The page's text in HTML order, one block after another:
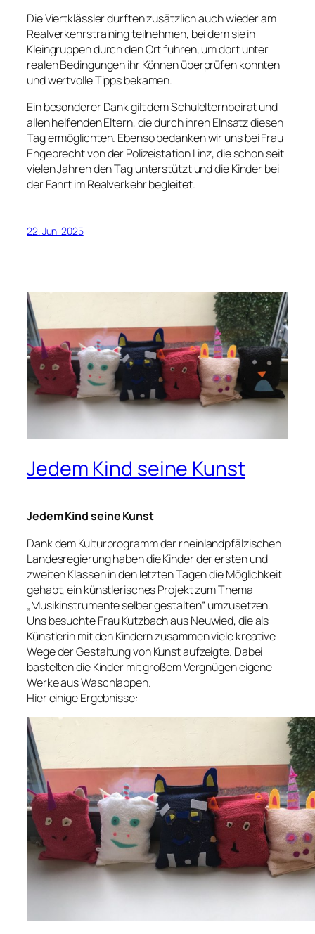
Die Viertklässler durften zusätzlich auch wieder am
Realverkehrstraining teilnehmen, bei dem sie in
Kleingruppen durch den Ort fuhren, um dort unter
realen Bedingungen ihr Können überprüfen konnten
und wertvolle Tipps bekamen.
Ein besonderer Dank gilt dem Schulelternbeirat und
allen helfenden Eltern, die durch ihren EInsatz diesen
Tag ermöglichten. Ebenso bedanken wir uns bei Frau
Engebrecht von der Polizeistation Linz, die schon seit
vielen Jahren den Tag unterstützt und die Kinder bei
der Fahrt im Realverkehr begleitet.
22. Juni 2025
Jedem Kind seine Kunst
Jedem Kind seine Kunst
Dank dem Kulturprogramm der rheinlandpfälzischen
Landesregierung haben die Kinder der ersten und
zweiten Klassen in den letzten Tagen die Möglichkeit
gehabt, ein künstlerisches Projekt zum Thema
„Musikinstrumente selber gestalten“ umzusetzen.
Uns besuchte Frau Kutzbach aus Neuwied, die als
Künstlerin mit den Kindern zusammen viele kreative
Wege der Gestaltung von Kunst aufzeigte. Dabei
bastelten die Kinder mit großem Vergnügen eigene
Werke aus Waschlappen.
Hier einige Ergebnisse: